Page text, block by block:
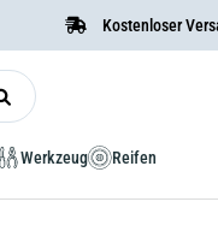
Kostenloser
Werkzeug Reifen